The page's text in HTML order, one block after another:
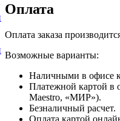
Оплата
Оплата заказа
Возможные варианты:
Наличными в офисе
Платежной картой в
Maestro, «МИР»).
Безналичный расчет.
Оплата картой